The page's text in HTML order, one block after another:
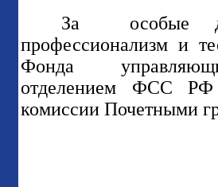
За
особые
профессионализм и
Фонда
отделением ФСС РФ
комиссии Почетными